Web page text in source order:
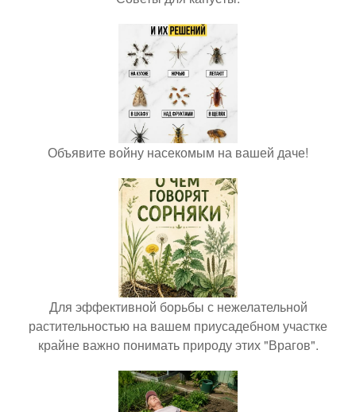
Объявите войну насекомым на вашей даче!
Для эффективной борьбы с нежелательной
растительностью на вашем приусадебном участке
крайне важно понимать природу этих "Врагов".